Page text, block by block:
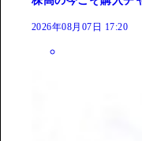
2026年08月07日 17:20